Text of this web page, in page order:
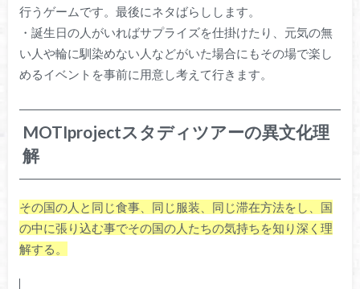
行うゲームです。最後にネタばらしします。
・誕生日の人がいればサプライズを仕掛けたり、元気の無
い人や輪に馴染めない人などがいた場合にもその場で楽し
めるイベントを事前に用意し考えて行きます。
MOTIprojectスタディツアーの異文化理
解
その国の人と同じ食事、同じ服装、同じ滞在方法をし、国
の中に張り込む事でその国の人たちの気持ちを知り深く理
解する。